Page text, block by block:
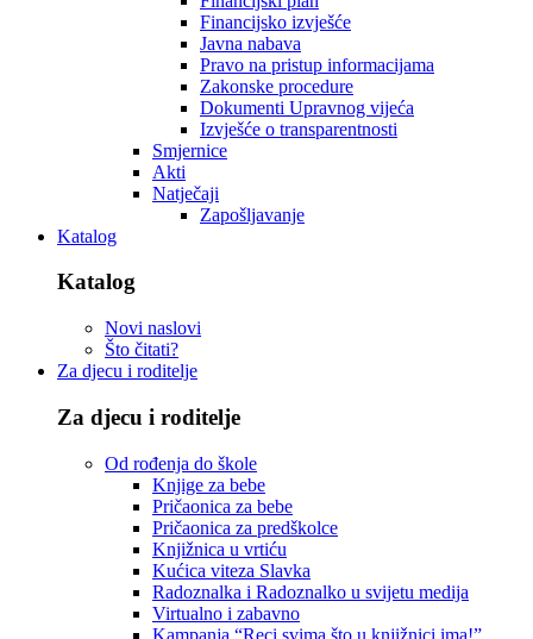
Financijsko izvješće
Javna nabava
Pravo na pristup informacijama
Zakonske procedure
Dokumenti Upravnog vijeća
Izvješće o transparentnosti
Smjernice
Akti
Natječaji
Zapošljavanje
Katalog
Katalog
Novi naslovi
Što čitati?
Za djecu i roditelje
Za djecu i roditelje
Od rođenja do škole
Knjige za bebe
Pričaonica za bebe
Pričaonica za predškolce
Knjižnica u vrtiću
Kućica viteza Slavka
Radoznalka i Radoznalko u svijetu medija
Virtualno i zabavno
Kampanja “Reci svima što u knjižnici ima!”